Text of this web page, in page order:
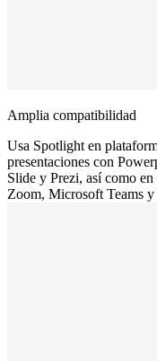
Amplia compatibilidad
Usa Spotlight en
presentaciones con
Slide y Prezi, así como
Zoom, Microsoft Teams y